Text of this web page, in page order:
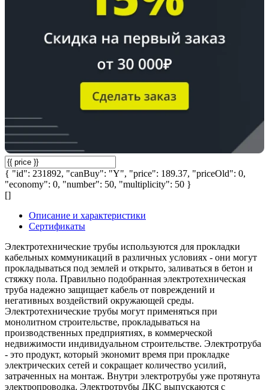
{ "id": 231892, "canBuy": "Y", "price": 189.37, "priceOld": 0,
"economy": 0, "number": 50, "multiplicity": 50 }
[]
Описание и характеристики
Сертификаты
Электротехнические трубы используются для прокладки
кабельных коммуникаций в различных условиях - они могут
прокладываться под землей и открыто, заливаться в бетон и
стяжку пола. Правильно подобранная электротехническая
труба надежно защищает кабель от повреждений и
негативных воздействий окружающей среды.
Электротехнические трубы могут применяться при
монолитном строительстве, прокладываться на
производственных предприятиях, в коммерческой
недвижимости индивидуальном строительстве. Электротруба
- это продукт, который экономит время при прокладке
электрических сетей и сокращает количество усилий,
затраченных на монтаж. Внутри электротрубы уже протянута
электропроводка. Электротрубы ДКС выпускаются с